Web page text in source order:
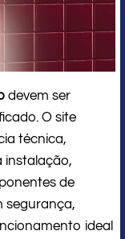
devem ser
O site
técnica,
instalação,
de
segurança,
ideal